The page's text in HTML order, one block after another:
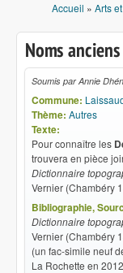
Vous
Accueil » Arts
Noms anciens
Soumis parAnnie
Commune:
Thème: Autres
Texte:
Pour connaître les
trouvera en pièce
Dictionnaire
Vernier (Chambéry
Bibliographie,
Dictionnaire
Vernier (Chambéry
(un fac-simile neuf
La Rochette en